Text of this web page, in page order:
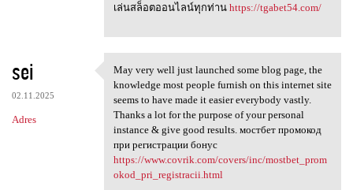
เล่นสล็อตออนไลน์ทุกท่าน https://tgabet54.com/
sei
02.11.2025
Adres
May very well just launched
May very well just launched some blog page, the
knowledge most people furnish on this internet site
seems to have made it easier everybody vastly.
Thanks a lot for the purpose of your personal
instance & give good results. мостбет промокод
при регистрации бонус
https://www.covrik.com/covers/inc/mostbet_prom
okod_pri_registracii.html